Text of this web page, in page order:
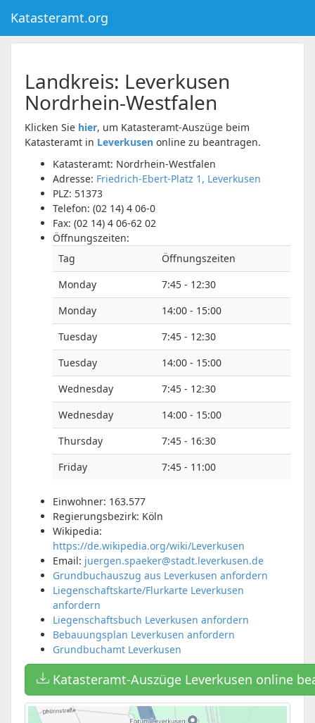
Katasteramt.org
Landkreis: Leverkusen
Nordrhein-Westfalen
Klicken Sie hier, um Katasteramt-Auszüge beim
Katasteramt in Leverkusen online zu beantragen.
Katasteramt: Nordrhein-Westfalen
Adresse: Friedrich-Ebert-Platz 1, Leverkusen
PLZ: 51373
Telefon: (02 14) 4 06-0
Fax: (02 14) 4 06-62 02
Öffnungszeiten:
Tag
Öffnungszeiten
Monday
7:45 - 12:30
Monday
14:00 - 15:00
Tuesday
7:45 - 12:30
Tuesday
14:00 - 15:00
Wednesday
7:45 - 12:30
Wednesday
14:00 - 15:00
Thursday
7:45 - 16:30
Friday
7:45 - 11:00
Einwohner: 163.577
Regierungsbezirk: Köln
Wikipedia:
https://de.wikipedia.org/wiki/Leverkusen
Email: juergen.spaeker@stadt.leverkusen.de
Grundbuchauszug aus Leverkusen anfordern
Liegenschaftskarte/Flurkarte Leverkusen
anfordern
Liegenschaftsbuch Leverkusen anfordern
Bebauungsplan Leverkusen anfordern
Grundbuchamt Leverkusen
Katasteramt-Auszüge Leverkusen online